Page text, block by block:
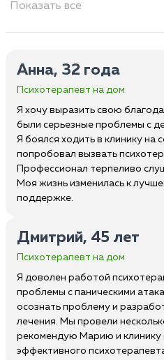
Показать все
Анна, 32 года
Психотерапевт на дом
Я хочу выразить свою
были серьезные проблемы с
Я боялся ходить в клинику на
попробовал вызвать
Профессионал терпеливо
Моя жизнь изменилась к
поддержке.
Дмитрий, 45 лет
Психотерапевт на дом
Я доволен работой
проблемы с паническими
осознать проблему и
лечения. Мы провели
рекомендую Марию и клинику
эффективного